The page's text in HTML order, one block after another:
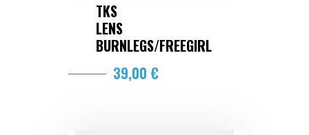
TKS
LENS
BURNLEGS/FREEGIRL
39,00 €